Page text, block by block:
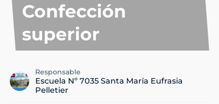
Confección
superior
Responsable
Escuela Nº 7035 Santa María Eufrasia
Pelletier